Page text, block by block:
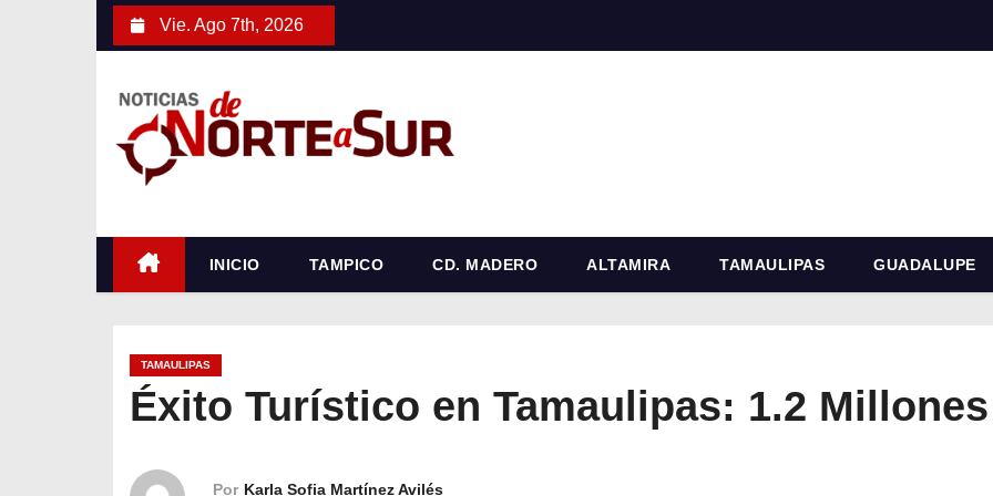
o
Vie. Ago 7th, 2026
INICIO TAMPICO CD. MADERO ALTAMIRA TAMAULIPAS GUADALUPE
TAMAULIPAS
Éxito Turístico en Tamaulipas: 1.2
Por Karla Sofia Martínez Avilés